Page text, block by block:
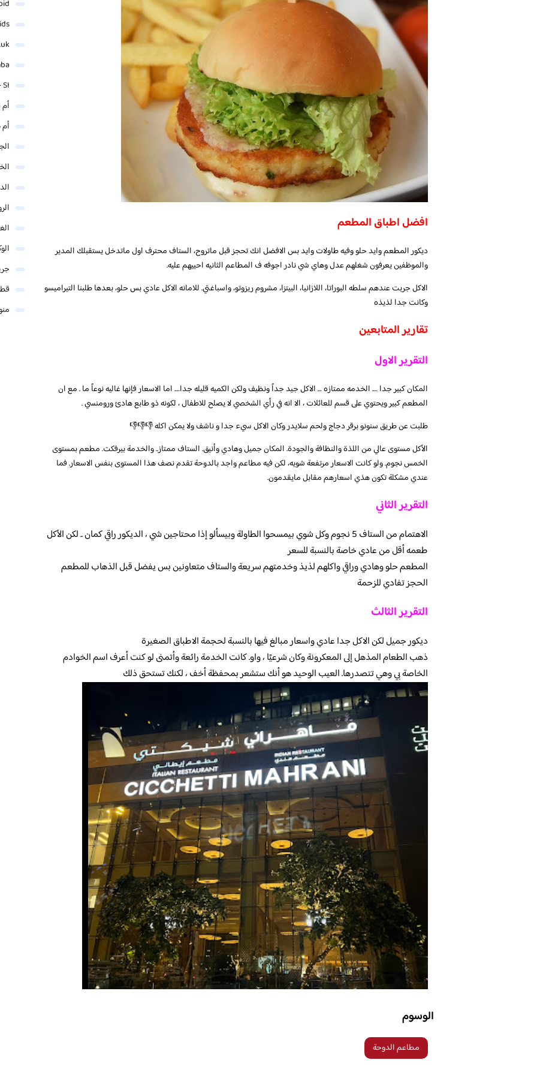
افضل اطباق المطعم
ديكور المطعم وايد حلو وفيه طاولات وايد بس الافضل انك تحجز قبل ماتروح، الستاف محترف اول ماتدخل يستقبلك المدير
والموظفين يعرفون شغلهم عدل وهاي شي نادر اجوفه ف المطاعم الثانيه احييهم عليه.
الاكل جربت عندهم سلطه البوراتا، اللازانيا، البيتزا، مشروم ريزوتو، واسباغتي. للامانه الاكل عادي بس حلو، بعدها طلبنا التيراميسو
وكانت جدا لذيذه
تقارير المتابعين
التقرير الاول
المكان كبير جدا …. الخدمه ممتازه … الاكل جيد جداً ونظيف ولكن الكميه قليله جدا…. اما الاسعار فإنها غاليه نوعاً ما . مع ان
المطعم كبير ويحتوي على قسم للعائلات ، الا انه في رأي الشخصي لا يصلح للاطفال ، لكونه ذو طابع هادئ ورومنسي .
طلبت عن طريق سنونو برقر دجاج ولحم سلايدر وكان الاكل سيء جدا و ناشف ولا يمكن اكله 👎👎👎
الأكل مستوى عالي من اللذة والنظافة والجودة. المكان جميل وهادي وأنيق. الستاف ممتاز.. والخدمة بيرفكت. مطعم بمستوى
الخمس نجوم. ولو كانت الاسعار مرتفعة شويه، لكن فيه مطاعم واجد بالدوحة تقدم نصف هذا المستوى بنفس الاسعار. فما
عندي مشكلة تكون هذي اسعارهم مقابل مايقدمون.
التقرير الثاني
الاهتمام من الستاف 5 نجوم وكل شوي بيمسحوا الطاولة وبيسألو إذا محتاجين شي ، الديكور راقي كمان .. لكن الأكل
طعمه أقل من عادي خاصة بالنسبة للسعر
المطعم حلو وهادي وراقي واكلهم لذيذ وخدمتهم سريعة والستاف متعاونين بس يفضل قبل الذهاب للمطعم
الحجز تفادي للزحمة
التقرير الثالث
ديكور جميل لكن الاكل جدا عادي واسعار مبالغ فيها بالنسبة لحجمة الاطباق الصغيرة
ذهب الطعام المذهل إلى المعكرونة وكان شرعيًا ، واو. كانت الخدمة رائعة وأتمنى لو كنت أعرف اسم الخوادم
الخاصة بي وهي تتصدرها. العيب الوحيد هو أنك ستشعر بمحفظة أخف ، لكنك تستحق ذلك
الوسوم
مطاعم الدوحة